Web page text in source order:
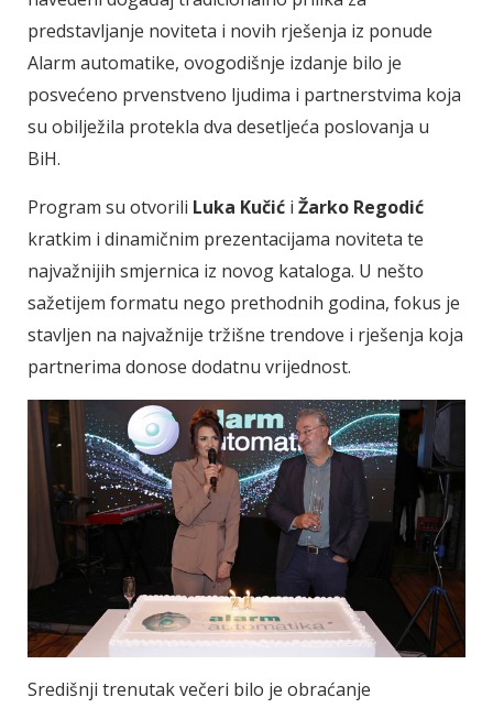
predstavljanje noviteta i novih rješenja iz ponude
Alarm automatike, ovogodišnje izdanje bilo je
posvećeno prvenstveno ljudima i partnerstvima koja
su obilježila protekla dva desetljeća poslovanja u
BiH.
Program su otvorili Luka Kučić i Žarko Regodić
kratkim i dinamičnim prezentacijama noviteta te
najvažnijih smjernica iz novog kataloga. U nešto
sažetijem formatu nego prethodnih godina, fokus je
stavljen na najvažnije tržišne trendove i rješenja koja
partnerima donose dodatnu vrijednost.
Središnji trenutak večeri bilo je obraćanje